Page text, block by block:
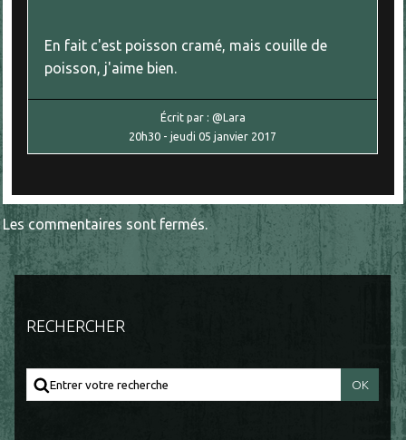
En fait c'est poisson cramé, mais couille de
poisson, j'aime bien.
Écrit par : @Lara
20h30 -jeudi 05 janvier 2017
Les commentaires sont fermés.
RECHERCHER